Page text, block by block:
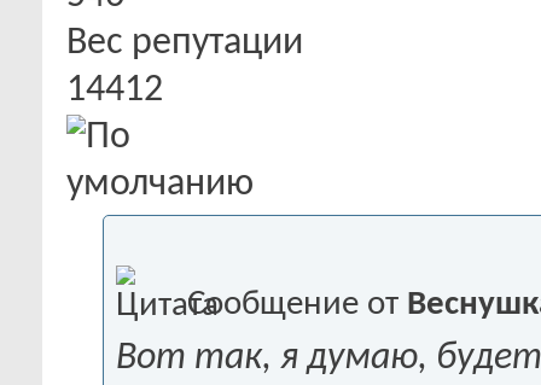
Вес репутации
14412
Сообщение от
Вот так, я думаю,